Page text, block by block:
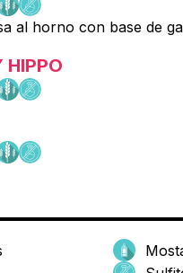
al horno con base de
HIPPO